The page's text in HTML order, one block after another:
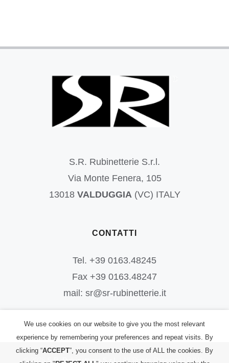
S.R. Rubinetterie S.r.l.
Via Monte Fenera, 105
13018 VALDUGGIA (VC) ITALY
CONTATTI
Tel. +39 0163.48245
Fax +39 0163.48247
mail: sr@sr-rubinetterie.it
© 2026 S.R. Rubinetterie S.r.l. | All Rights Reserved | P.IVA:
We use cookies on our website to give you the most relevant
experience by remembering your preferences and repeat visits. By
clicking “ACCEPT”, you consent to the use of ALL the cookies. By